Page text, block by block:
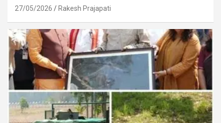
27/05/2026 Rakesh Prajapati